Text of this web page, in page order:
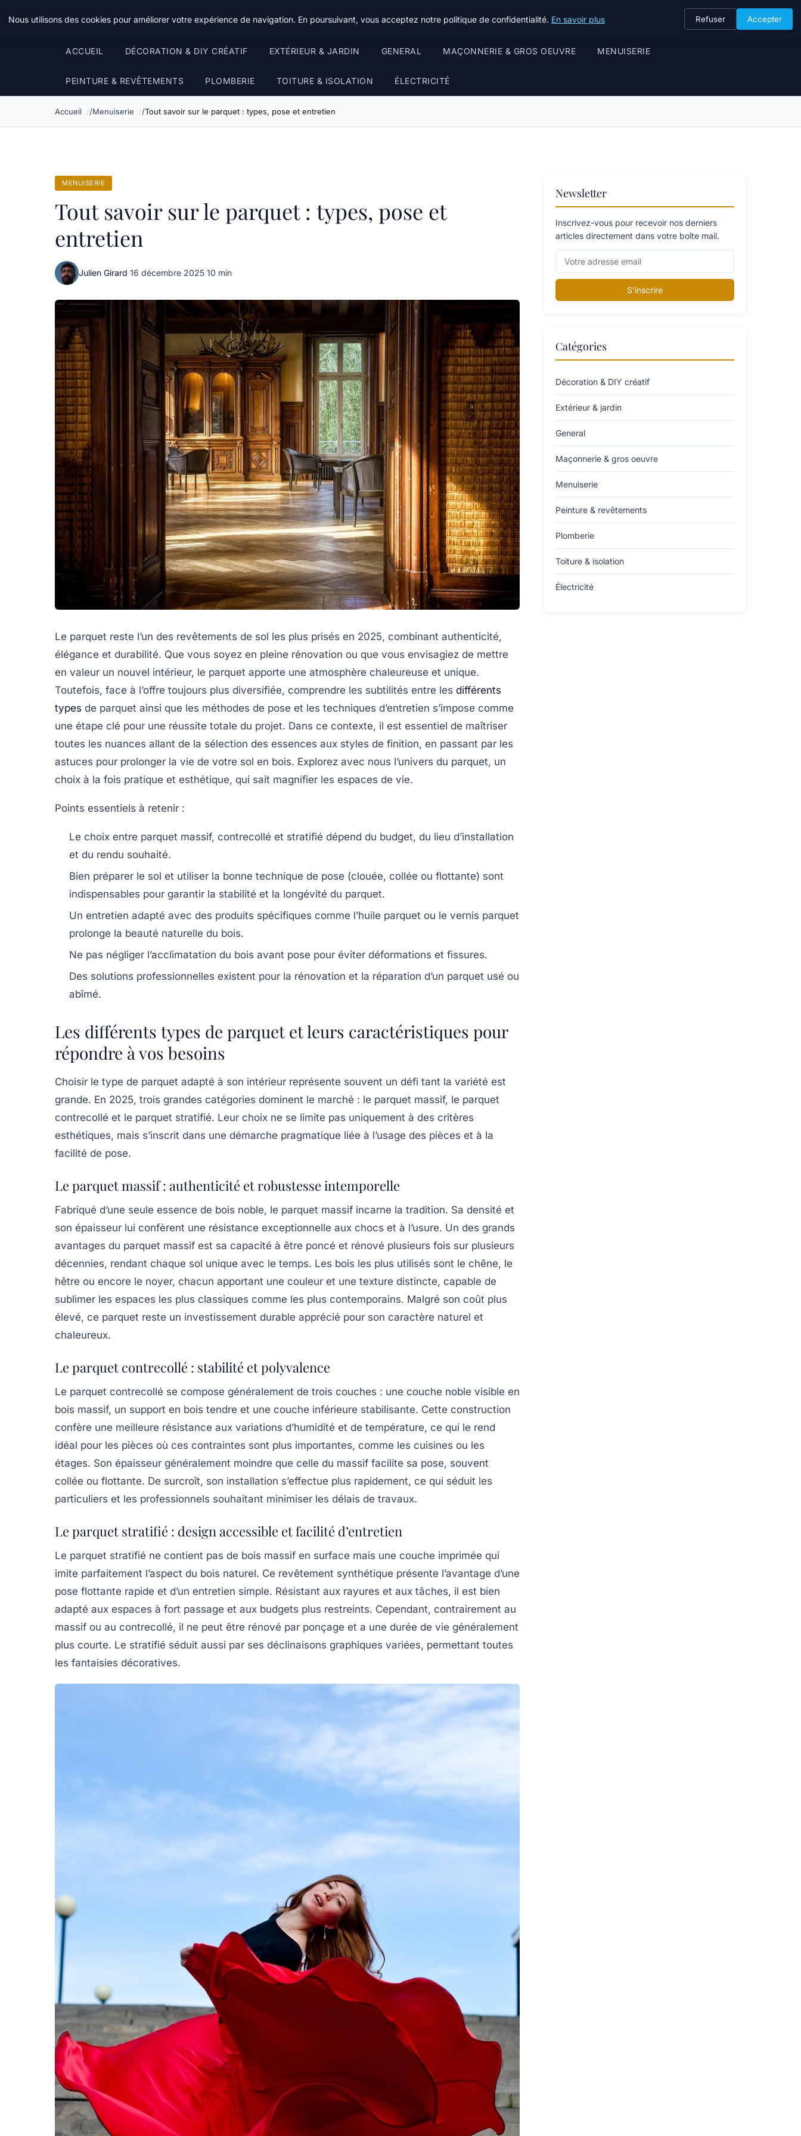
Atelier Designers
ACCUEIL DÉCORATION & DIY CRÉATIF EXTÉRIEUR & JARDIN GENERAL MAÇONNERIE & GROS OEUVRE MENUISERIE
PEINTURE & REVÊTEMENTS PLOMBERIE TOITURE & ISOLATION ÉLECTRICITÉ
Accueil Menuiserie Tout savoir sur le parquet : types, pose et entretien
MENUISERIE
Tout savoir sur le parquet : types, pose et
entretien
Julien Girard·16 décembre 2025·10 min
Le parquet reste l’un des revêtements de sol les plus prisés en 2025, combinant authenticité,
élégance et durabilité. Que vous soyez en pleine rénovation ou que vous envisagiez de mettre
en valeur un nouvel intérieur, le parquet apporte une atmosphère chaleureuse et unique.
Toutefois, face à l’offre toujours plus diversifiée, comprendre les subtilités entre les différents
types de parquet ainsi que les méthodes de pose et les techniques d’entretien s’impose comme
une étape clé pour une réussite totale du projet. Dans ce contexte, il est essentiel de maîtriser
toutes les nuances allant de la sélection des essences aux styles de finition, en passant par les
astuces pour prolonger la vie de votre sol en bois. Explorez avec nous l’univers du parquet, un
choix à la fois pratique et esthétique, qui sait magnifier les espaces de vie.
Points essentiels à retenir :
Le choix entre parquet massif, contrecollé et stratifié dépend du budget, du lieu d’installation
et du rendu souhaité.
Bien préparer le sol et utiliser la bonne technique de pose (clouée, collée ou flottante) sont
indispensables pour garantir la stabilité et la longévité du parquet.
Un entretien adapté avec des produits spécifiques comme l’huile parquet ou le vernis parquet
prolonge la beauté naturelle du bois.
Ne pas négliger l’acclimatation du bois avant pose pour éviter déformations et fissures.
Des solutions professionnelles existent pour la rénovation et la réparation d’un parquet usé ou
abîmé.
Les différents types de parquet et leurs caractéristiques pour
répondre à vos besoins
Choisir le type de parquet adapté à son intérieur représente souvent un défi tant la variété est
grande. En 2025, trois grandes catégories dominent le marché : le parquet massif, le parquet
contrecollé et le parquet stratifié. Leur choix ne se limite pas uniquement à des critères
esthétiques, mais s’inscrit dans une démarche pragmatique liée à l’usage des pièces et à la
facilité de pose.
Le parquet massif : authenticité et robustesse intemporelle
Fabriqué d’une seule essence de bois noble, le parquet massif incarne la tradition. Sa densité et
son épaisseur lui confèrent une résistance exceptionnelle aux chocs et à l’usure. Un des grands
avantages du parquet massif est sa capacité à être poncé et rénové plusieurs fois sur plusieurs
décennies, rendant chaque sol unique avec le temps. Les bois les plus utilisés sont le chêne, le
hêtre ou encore le noyer, chacun apportant une couleur et une texture distincte, capable de
sublimer les espaces les plus classiques comme les plus contemporains. Malgré son coût plus
élevé, ce parquet reste un investissement durable apprécié pour son caractère naturel et
chaleureux.
Le parquet contrecollé : stabilité et polyvalence
Le parquet contrecollé se compose généralement de trois couches : une couche noble visible en
bois massif, un support en bois tendre et une couche inférieure stabilisante. Cette construction
confère une meilleure résistance aux variations d’humidité et de température, ce qui le rend
idéal pour les pièces où ces contraintes sont plus importantes, comme les cuisines ou les
étages. Son épaisseur généralement moindre que celle du massif facilite sa pose, souvent
collée ou flottante. De surcroît, son installation s’effectue plus rapidement, ce qui séduit les
particuliers et les professionnels souhaitant minimiser les délais de travaux.
Le parquet stratifié : design accessible et facilité d’entretien
Le parquet stratifié ne contient pas de bois massif en surface mais une couche imprimée qui
imite parfaitement l’aspect du bois naturel. Ce revêtement synthétique présente l’avantage d’une
pose flottante rapide et d’un entretien simple. Résistant aux rayures et aux tâches, il est bien
adapté aux espaces à fort passage et aux budgets plus restreints. Cependant, contrairement au
massif ou au contrecollé, il ne peut être rénové par ponçage et a une durée de vie généralement
plus courte. Le stratifié séduit aussi par ses déclinaisons graphiques variées, permettant toutes
les fantaisies décoratives.
Newsletter
Inscrivez-vous pour recevoir nos derniers
articles directement dans votre boîte mail.
S'inscrire
Catégories
Décoration & DIY créatif
Extérieur & jardin
General
Maçonnerie & gros oeuvre
Menuiserie
Peinture & revêtements
Plomberie
Toiture & isolation
Électricité
Nous utilisons des cookies pour améliorer votre expérience de navigation. En poursuivant, vous acceptez notre politique de confidentialité. En savoir plus Refuser Accepter